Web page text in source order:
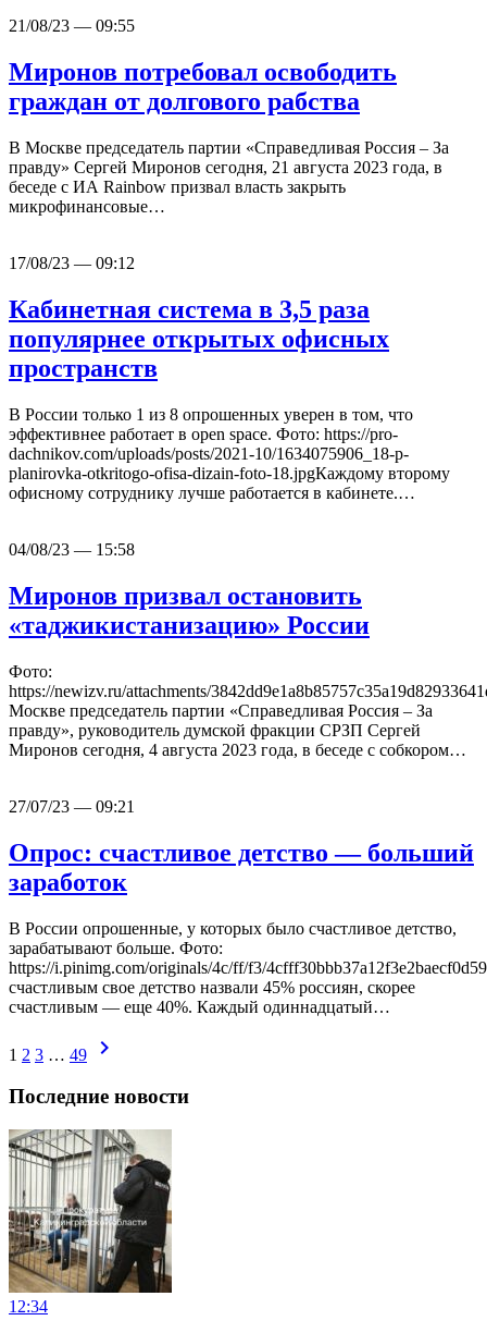
21/08/23 — 09:55
Миронов потребовал освободить
граждан от долгового рабства
В Москве председатель партии «Справедливая Россия – За
правду» Сергей Миронов сегодня, 21 августа 2023 года, в
беседе с ИА Rainbow призвал власть закрыть
микрофинансовые…
17/08/23 — 09:12
Кабинетная система в 3,5 раза
популярнее открытых офисных
пространств
В России только 1 из 8 опрошенных уверен в том, что
эффективнее работает в open space. Фото: https://pro-
dachnikov.com/uploads/posts/2021-10/1634075906_18-p-
planirovka-otkritogo-ofisa-dizain-foto-18.jpgКаждому второму
офисному сотруднику лучше работается в кабинете.…
04/08/23 — 15:58
Миронов призвал остановить
«таджикистанизацию» России
Фото:
https://newizv.ru/attachments/
Москве председатель партии «Справедливая Россия – За
правду», руководитель думской фракции СРЗП Сергей
Миронов сегодня, 4 августа 2023 года, в беседе с собкором…
27/07/23 — 09:21
Опрос: счастливое детство — больший
заработок
В России опрошенные, у которых было счастливое детство,
зарабатывают больше. Фото:
https://i.pinimg.com/originals/4c/ff/f3/
счастливым свое детство назвали 45% россиян, скорее
счастливым — еще 40%. Каждый одиннадцатый…
1 2 3 … 49 chevron_right
Последние новости
12:34